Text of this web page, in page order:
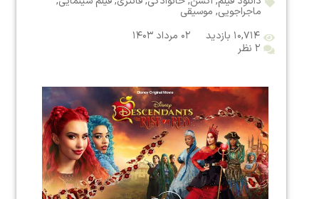
ماجراجویی, موسیقی
۱۰,۷۱۴ بازدید
۰۲ مرداد ۱۴۰۳
۲ نظر